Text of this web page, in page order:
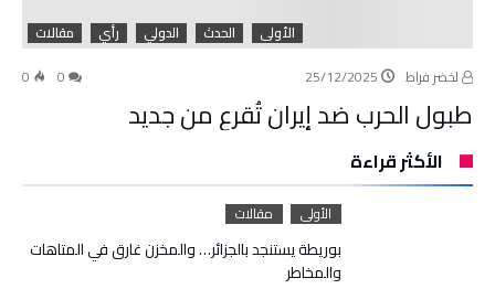
الأولى الحدث الدولي رأي
مقالات
لخضر فراط
25/12/2025
0
طبول الحرب ضد إيران تُقرع من جديد
الأكثر قراءة
الأولى مقالات
بوريطة يستنجد بالجزائر… والمخزن غارق في المتاهات
والمخاطر